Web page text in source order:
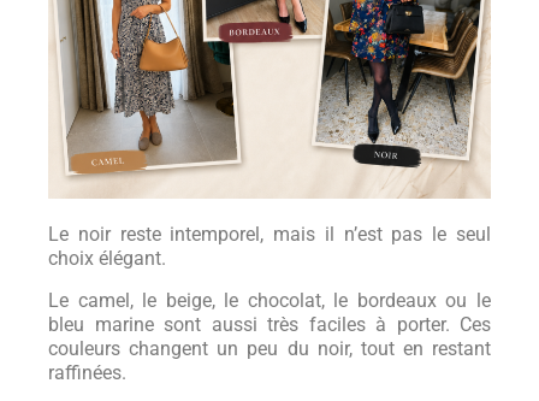
Le noir reste intemporel, mais il n’est pas le seul
choix élégant.
Le camel, le beige, le chocolat, le bordeaux ou le
bleu marine sont aussi très faciles à porter. Ces
couleurs changent un peu du noir, tout en restant
raffinées.